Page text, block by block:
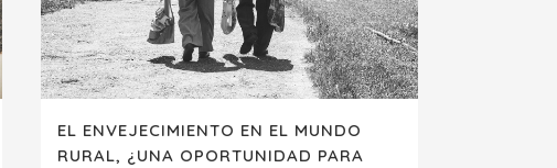
EL ENVEJECIMIENTO EN EL MUNDO
RURAL, ¿UNA OPORTUNIDAD PARA